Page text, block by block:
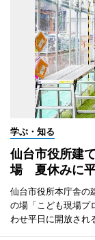
学ぶ・知る
仙台市役所建
場 夏休みに
仙台市役所本庁舎の
の場「こども現場プ
わせ平日に開放され